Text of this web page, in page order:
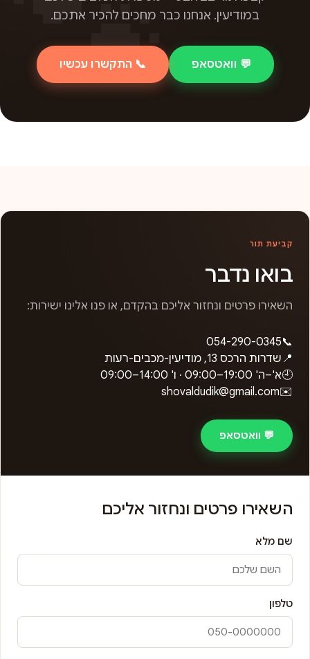
במודיעין. אנחנו כבר מחכים להכיר אתכם.
💬 וואטסאפ 📞 התקשרו עכשיו
קביעת תור
בואו נדבר
השאירו פרטים ונחזור אליכם בהקדם, או פנו אלינו ישירות:
📞
054-290-0345
📍 שדרות הרכס 13, מודיעין-מכבים-רעות
🕘א'–ה' 09:00–19:00 · ו' 09:00–14:00
✉️
shovaldudik@gmail.com
💬 וואטסאפ
השאירו פרטים ונחזור אליכם
שם מלא
טלפון